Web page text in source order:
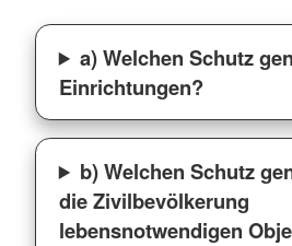
a) Welchen Schutz
Einrichtungen?
b) Welchen Schutz
die Zivilbevölkerung
lebensnotwendigen